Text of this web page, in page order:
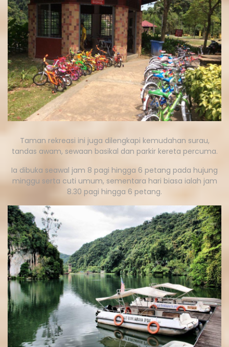
Taman rekreasi ini juga dilengkapi kemudahan surau,
tandas awam, sewaan basikal dan parkir kereta percuma.
Ia dibuka seawal jam 8 pagi hingga 6 petang pada hujung
minggu serta cuti umum, sementara hari biasa ialah jam
8.30 pagi hingga 6 petang.